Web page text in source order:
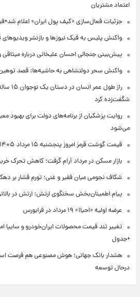
اعتماد مشتریان
جزئیات فعال‌سازی «کیف پول ایران» اعلام
واکنش پلیس به فیک نیوزها و بازنشر ویدیوهای
پیش‌بینی جنجالی احسان علیخانی درباره
واکنش سحر دولتشاهی به حاشیه‌ها: قصد توهین
راز طول
شگفت‌زده کرد
روایت پزشکیان از برنامه‌های دولت برای
می‌شود
قیمت گوشت قرمز امروز پنجشنبه ۱۵ مرداد ۱۴۰۵ +جدول
بازار مسکن در مرداد آرام گرفت؛ کاهش تحرک
شکاف نجومی میان فقیر و غنی؛ تورم فشار بر
پیام اطمینان‌بخش سخنگوی ارتش: ارتش در
عرضه اولیه «احیا۱» ۱۹ مرداد در فرابورس
+جدول
هشدار بانک جهانی؛ هوش مصنوعی هم فرصت
درحال توسعه